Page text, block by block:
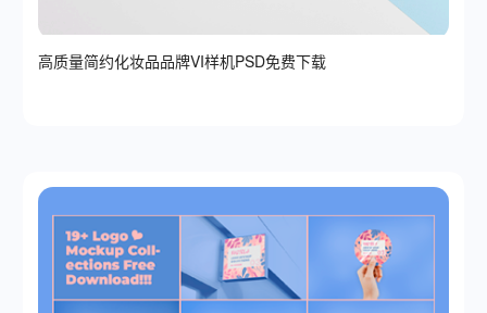
高质量简约化妆品品牌VI样机PSD免费下载